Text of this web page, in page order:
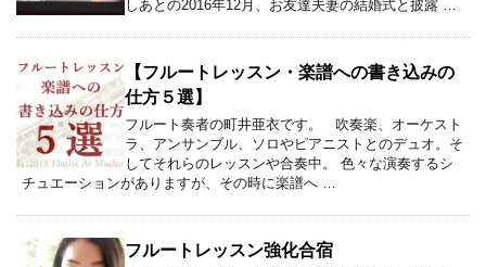
しあとの2016年12月、お友達夫妻の結婚式と披露 …
【フルートレッスン・楽譜への書き込みの
仕方５選】
フルート奏者の町井亜衣です。 吹奏楽、オーケスト
ラ、アンサンブル、ソロやピアニストとのデュオ。そ
してそれらのレッスンや合奏中。 色々な演奏するシ
チュエーションがありますが、その時に楽譜へ …
フルートレッスン強化合宿